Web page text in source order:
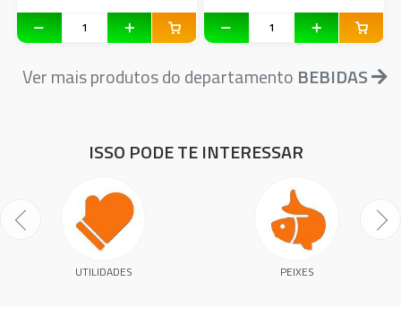
Ver mais produtos do departamento BEBIDAS
ISSO PODE TE INTERESSAR
UTILIDADES PEIXES